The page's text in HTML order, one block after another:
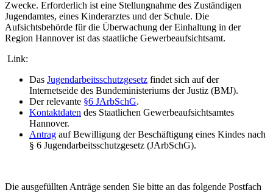
Zwecke. Erforderlich ist eine Stellungnahme des Zuständigen
Jugendamtes, eines Kinderarztes und der Schule. Die
Aufsichtsbehörde für die Überwachung der Einhaltung in der
Region Hannover ist das staatliche Gewerbeaufsichtsamt.
Link:
Das Jugendarbeitsschutzgesetz findet sich auf der
Internetseide des Bundeministeriums der Justiz (BMJ).
Der relevante §6 JArbSchG.
Kontaktdaten des Staatlichen Gewerbeaufsichtsamtes
Hannover.
Antrag auf Bewilligung der Beschäftigung eines Kindes nach
§ 6 Jugendarbeitsschutzgesetz (JArbSchG).
Die ausgefüllten Anträge senden Sie bitte an das folgende Postfach